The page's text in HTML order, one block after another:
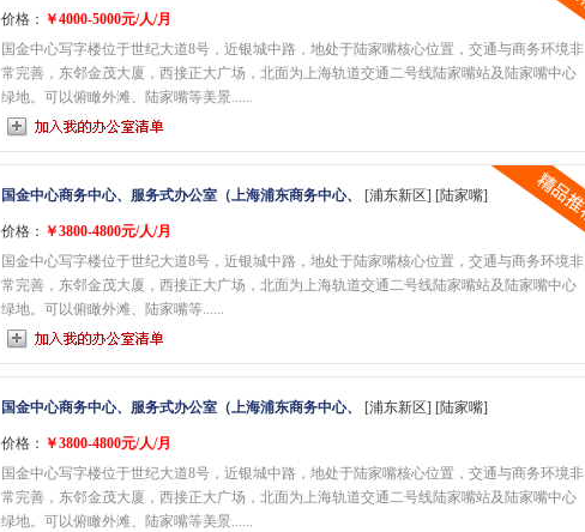
价格： ￥4000-5000元/人/月
国金中心写字楼位于世纪大道8号，近银城中路，地处于陆家嘴核心位置，交通与商务环境非
常完善，东邻金茂大厦，西接正大广场，北面为上海轨道交通二号线陆家嘴站及陆家嘴中心
绿地。可以俯瞰外滩、陆家嘴等美景......
国金中心商务中心、服务式办公室（上海浦东商务中心、 [浦东新区] [陆家嘴]
价格： ￥3800-4800元/人/月
国金中心写字楼位于世纪大道8号，近银城中路，地处于陆家嘴核心位置，交通与商务环境非
常完善，东邻金茂大厦，西接正大广场，北面为上海轨道交通二号线陆家嘴站及陆家嘴中心
绿地。可以俯瞰外滩、陆家嘴等......
国金中心商务中心、服务式办公室（上海浦东商务中心、 [浦东新区] [陆家嘴]
价格： ￥3800-4800元/人/月
国金中心写字楼位于世纪大道8号，近银城中路，地处于陆家嘴核心位置，交通与商务环境非
常完善，东邻金茂大厦，西接正大广场，北面为上海轨道交通二号线陆家嘴站及陆家嘴中心
绿地。可以俯瞰外滩、陆家嘴等美景......